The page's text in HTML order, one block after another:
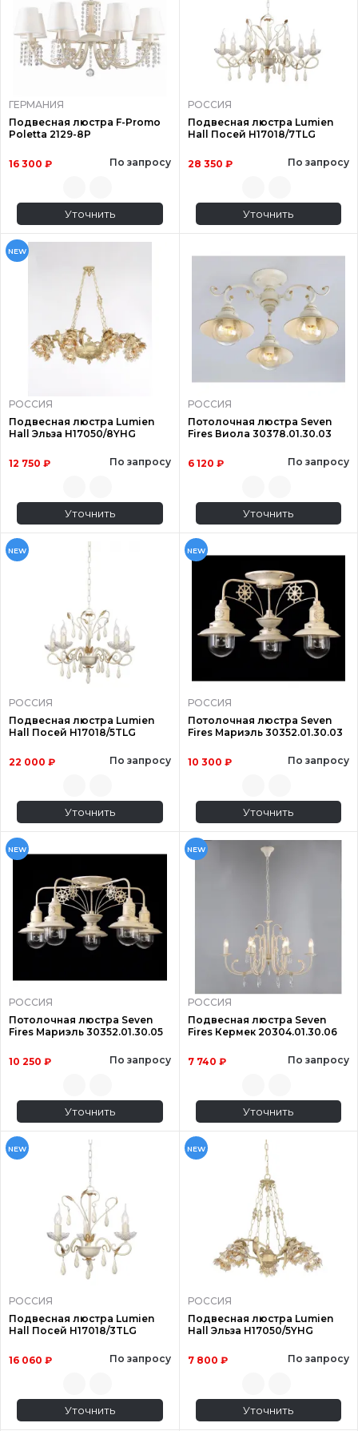
ГЕРМАНИЯ
Подвесная люстра F-Promo
Poletta 2129-8P
16 300 ₽ По запросу
Уточнить
РОССИЯ
Подвесная люстра Lumien
Hall Посей H17018/7TLG
28 350 ₽ По запросу
Уточнить
NEW
РОССИЯ
Подвесная люстра Lumien
Hall Эльза H17050/8YHG
12 750 ₽ По запросу
Уточнить
РОССИЯ
Потолочная люстра Seven
Fires Виола 30378.01.30.03
6 120 ₽ По запросу
Уточнить
NEW
РОССИЯ
Подвесная люстра Lumien
Hall Посей H17018/5TLG
22 000 ₽ По запросу
Уточнить
NEW
РОССИЯ
Потолочная люстра Seven
Fires Мариэль 30352.01.30.03
10 300 ₽ По запросу
Уточнить
NEW
РОССИЯ
Потолочная люстра Seven
Fires Мариэль 30352.01.30.05
10 250 ₽ По запросу
Уточнить
NEW
РОССИЯ
Подвесная люстра Seven
Fires Кермек 20304.01.30.06
7 740 ₽ По запросу
Уточнить
NEW
РОССИЯ
Подвесная люстра Lumien
Hall Посей H17018/3TLG
16 060 ₽ По запросу
Уточнить
NEW
РОССИЯ
Подвесная люстра Lumien
Hall Эльза H17050/5YHG
7 800 ₽ По запросу
Уточнить